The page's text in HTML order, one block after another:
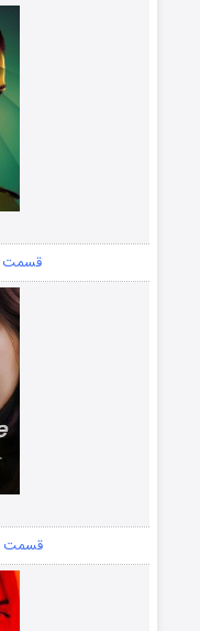
قسمت
قسمت